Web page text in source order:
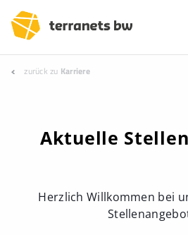
zurück zu Karriere
Aktuelle
Herzlich Willkommen bei